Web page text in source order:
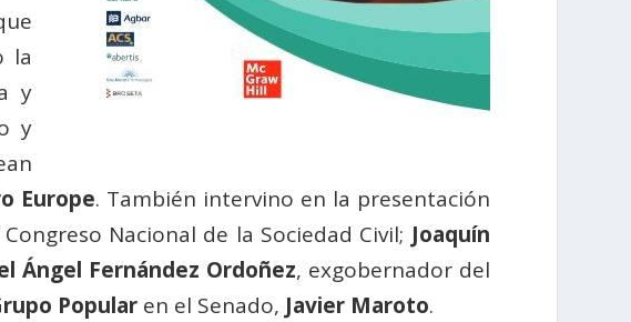
la
y
y
Europe. También intervino en la presentación
Nacional de la Sociedad Civil; Joaquín
Ángel Fernández Ordoñez, exgobernador del
Popular en el Senado, Javier Maroto.